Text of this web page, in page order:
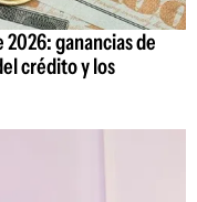
ganancias de
crédito y los